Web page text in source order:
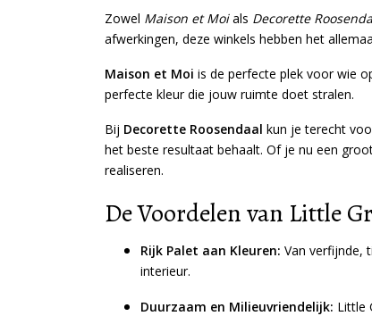
Zowel Maison et Moials Decorette
afwerkingen, deze winkels hebben het
Maison et Moi is de perfecte plek voor wie
perfecte kleur die jouw ruimte doet stralen.
Bij Decorette Roosendaal kun je terecht
het beste resultaat behaalt. Of je nu een
realiseren.
De Voordelen van Little
Rijk Palet aan Kleuren: Van verfijnde,
interieur.
Duurzaam en Milieuvriendelijk: Little